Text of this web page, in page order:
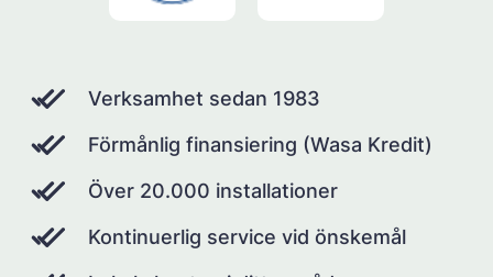
Verksamhet sedan 1983
Förmånlig finansiering (Wasa Kredit)
Över 20.000 installationer
Kontinuerlig service vid önskemål